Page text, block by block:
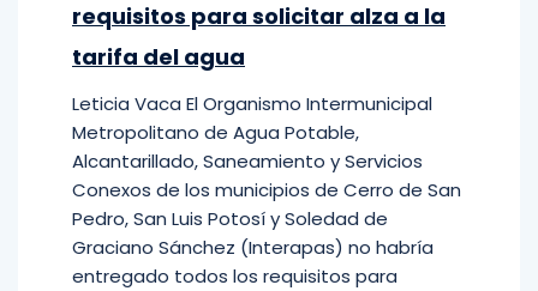
requisitos para solicitar alza a la
tarifa del agua
Leticia Vaca El Organismo Intermunicipal
Metropolitano de Agua Potable,
Alcantarillado, Saneamiento y Servicios
Conexos de los municipios de Cerro de San
Pedro, San Luis Potosí y Soledad de
Graciano Sánchez (Interapas) no habría
entregado todos los requisitos para